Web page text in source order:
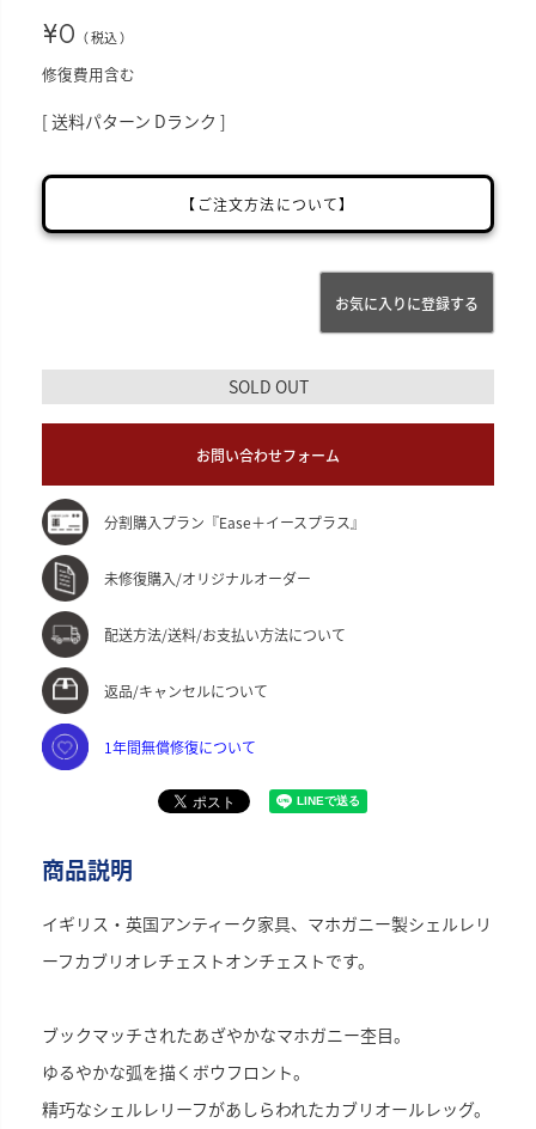
¥0 税込
修復費用含む
送料パターン Dランク
【ご注文方法について】
お気に入りに登録する
SOLD OUT
お問い合わせフォーム
分割購入プラン『Ease＋イースプラス』
未修復購入/オリジナルオーダー
配送方法/送料/お支払い方法について
返品/キャンセルについて
1年間無償修復について
商品説明
イギリス・英国アンティーク家具、マホガニー製シェルレリ
ーフカブリオレチェストオンチェストです。
ブックマッチされたあざやかなマホガニー杢目。
ゆるやかな弧を描くボウフロント。
精巧なシェルレリーフがあしらわれたカブリオールレッグ。